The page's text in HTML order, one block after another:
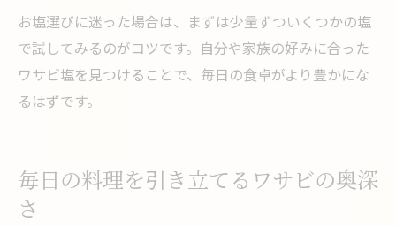
お塩選びに迷った場合は、まずは少量ずついくつかの塩
で試してみるのがコツです。自分や家族の好みに合った
ワサビ塩を見つけることで、毎日の食卓がより豊かにな
るはずです。
毎日の料理を引き立てるワサビの奥深
さ